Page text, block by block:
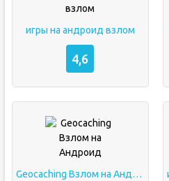
игры на андроид взлом
4,6
Geocaching Взлом на Андроид